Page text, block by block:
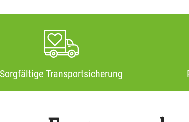
Sorgfältige Transportsicherung